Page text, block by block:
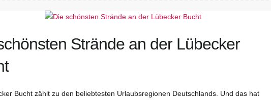
Strände an der Lübecker
Bucht zählt zu den beliebtesten Urlaubsregionen Deutschlands. Und das hat